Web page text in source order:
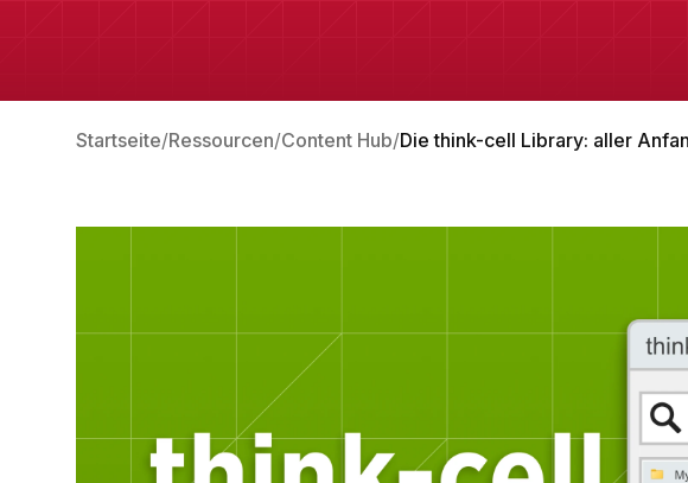
Startseite Ressourcen Content Hub Die think-cell Library: aller